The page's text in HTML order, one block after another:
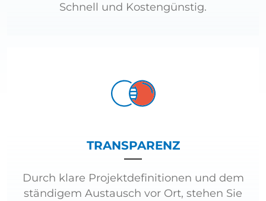
Schnell und Kostengünstig.
TRANSPARENZ
Durch klare Projektdefinitionen und dem
ständigem Austausch vor Ort, stehen Sie